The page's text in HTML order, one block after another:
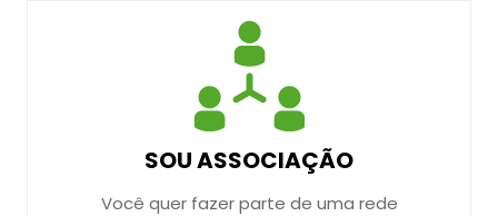
SOU ASSOCIAÇÃO
Você quer fazer parte de uma rede